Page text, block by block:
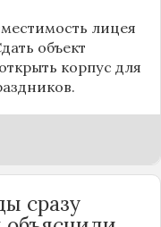
лицея
объект
корпус для
сразу